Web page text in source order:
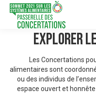
Explorer
Les Concertations
alimentaires sont
ou des individus de
espace ouvert et